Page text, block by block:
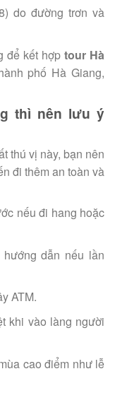
do đường trơn và
để kết hợp tour Hà
phố Hà Giang,
thì nên lưu ý
thú vị này, bạn nên
đi thêm an toàn và
nếu đi hang hoặc
dẫn nếu lần
ATM.
khi vào làng người
cao điểm như lễ